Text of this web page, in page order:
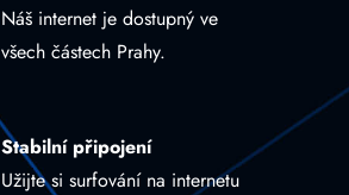
Náš internet je dostupný ve
všech částech Prahy.
Stabilní připojení
Užijte si surfování na internetu